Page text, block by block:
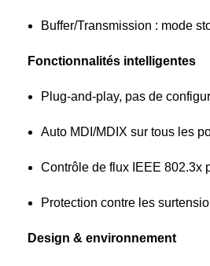
Buffer/Transmission : mode
Fonctionnalités intelligentes
Plug-and-play, pas de
Auto MDI/MDIX sur tous les
Contrôle de flux IEEE 802.3x
Protection contre les
Design & environnement